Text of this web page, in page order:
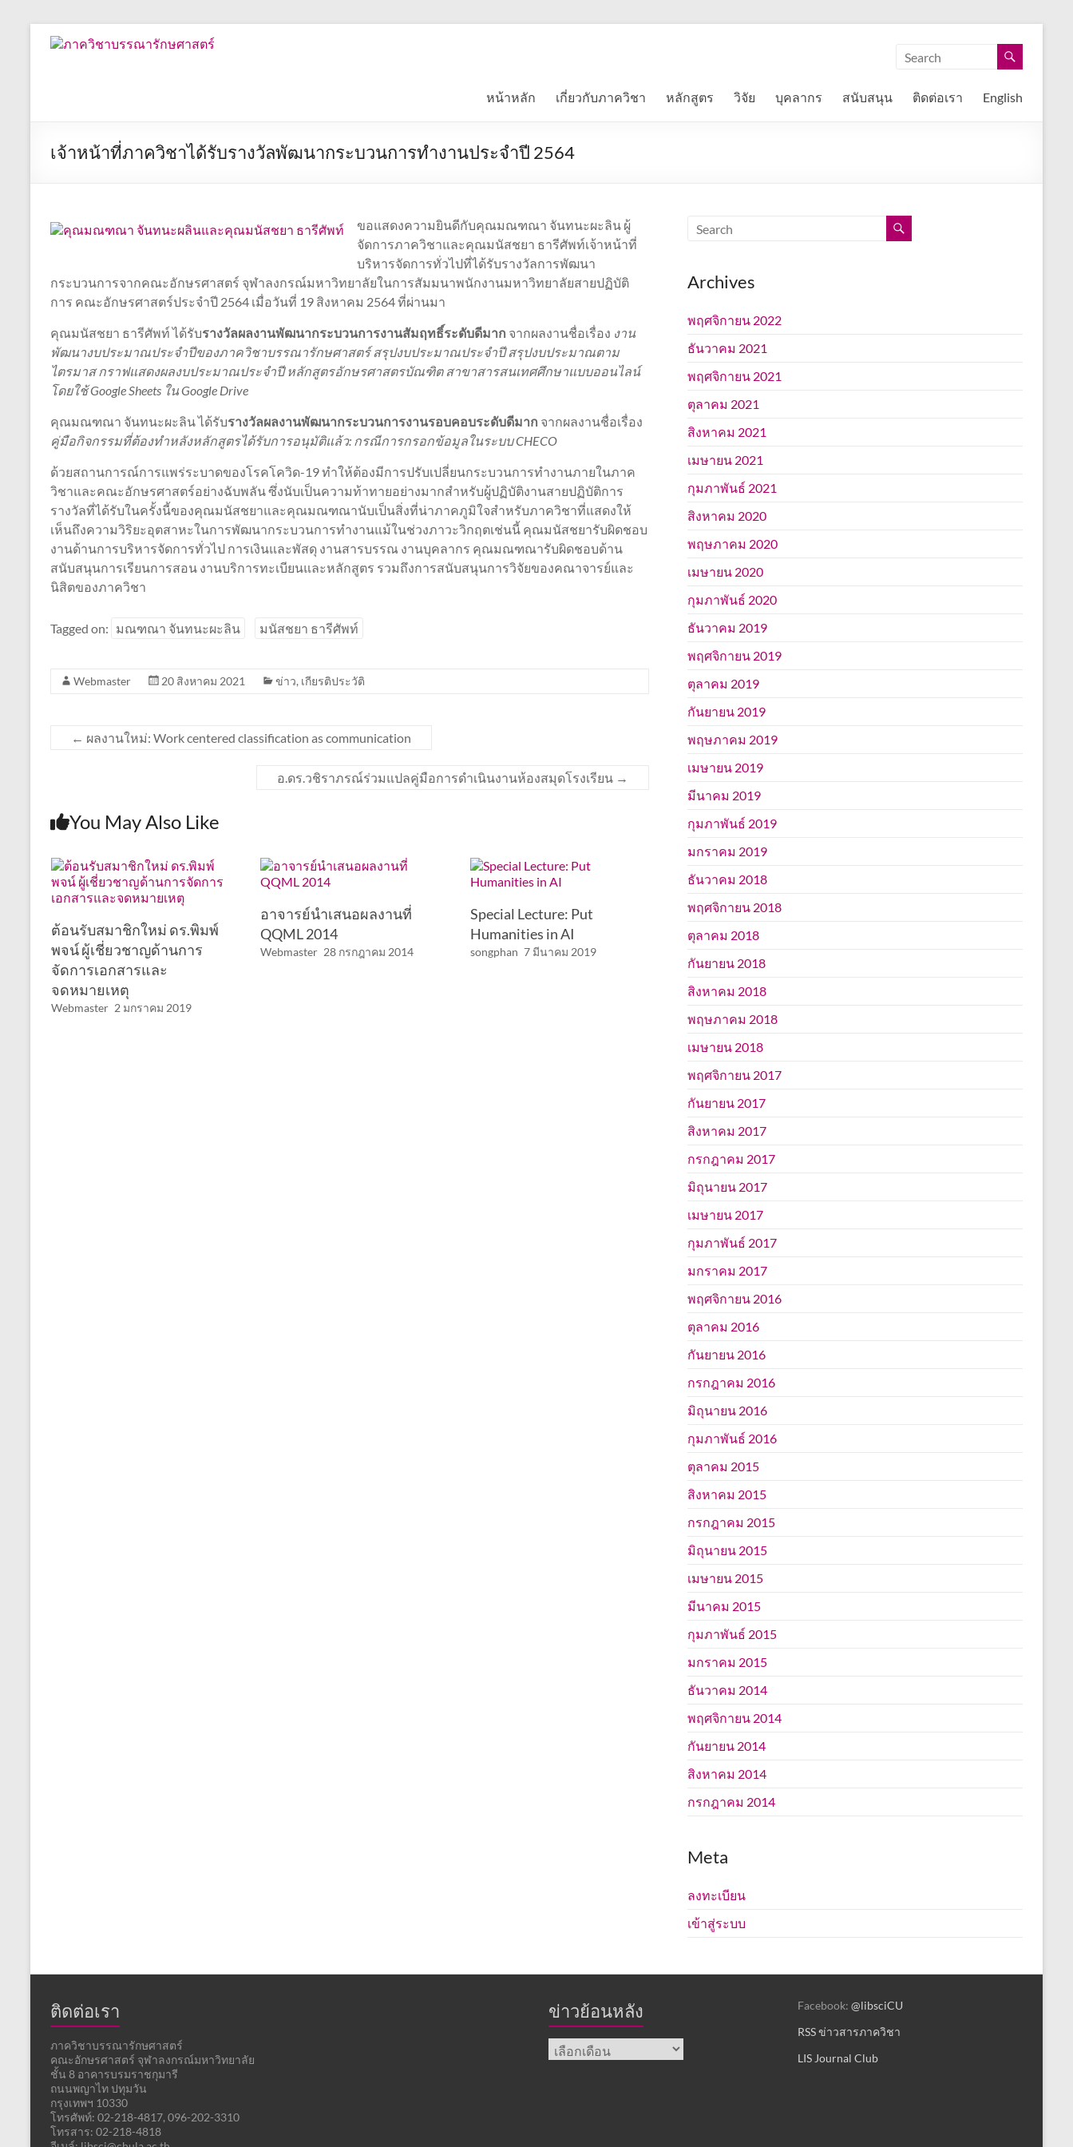
ภาค
คณะ
มหาวิทยาลัย
หน้าหลัก เกี่ยวกับภาควิชา หลักสูตร วิจัย บุคลากร สนับสนุน ติดต่อเรา English
เจ้าหน้าที่ภาควิชาได้รับรางวัลพัฒนากระบวนการทำงานประจำปี 2564
ขอแสดงความยินดีกับคุณมณฑณา จันทนะผะลิน ผู้
จัดการภาควิชาและคุณมนัสชยา ธารีศัพท์เจ้าหน้าที่
บริหารจัดการทั่วไปที่ได้รับรางวัลการพัฒนา
กระบวนการจากคณะอักษรศาสตร์ จุฬาลงกรณ์มหาวิทยาลัยในการสัมมนาพนักงานมหาวิทยาลัยสายปฏิบัติ
การ คณะอักษรศาสตร์ประจำปี 2564 เมื่อวันที่ 19 สิงหาคม 2564 ที่ผ่านมา
คุณมนัสชยา ธารีศัพท์ ได้รับรางวัลผลงานพัฒนากระบวนการงานสัมฤทธิ์ระดับดีมาก จากผลงานชื่อเรื่อง งาน
พัฒนางบประมาณประจำปีของภาควิชาบรรณารักษศาสตร์ สรุปงบประมาณประจำปี สรุปงบประมาณตาม
ไตรมาส กราฟแสดงผลงบประมาณประจำปี หลักสูตรอักษรศาสตรบัณฑิต สาขาสารสนเทศศึกษาแบบออนไลน์
โดยใช้ Google Sheets ใน Google Drive
คุณมณฑณา จันทนะผะลิน ได้รับรางวัลผลงานพัฒนากระบวนการงานรอบคอบระดับดีมาก จากผลงานชื่อเรื่อง
คู่มือกิจกรรมที่ต้องทำหลังหลักสูตรได้รับการอนุมัติแล้ว: กรณีการกรอกข้อมูลในระบบ CHECO
ด้วยสถานการณ์การแพร่ระบาดของโรคโควิด-19 ทำให้ต้องมีการปรับเปลี่ยนกระบวนการทำงานภายในภาค
วิชาและคณะอักษรศาสตร์อย่างฉับพลัน ซึ่งนับเป็นความท้าทายอย่างมากสำหรับผู้ปฏิบัติงานสายปฏิบัติการ
รางวัลที่ได้รับในครั้งนี้ของคุณมนัสชยาและคุณมณฑณานับเป็นสิ่งที่น่าภาคภูมิใจสำหรับภาควิชาที่แสดงให้
เห็นถึงความวิริยะอุตสาหะในการพัฒนากระบวนการทำงานแม้ในช่วงภาวะวิกฤตเช่นนี้ คุณมนัสชยารับผิดชอบ
งานด้านการบริหารจัดการทั่วไป การเงินและพัสดุ งานสารบรรณ งานบุคลากร คุณมณฑณารับผิดชอบด้าน
สนับสนุนการเรียนการสอน งานบริการทะเบียนและหลักสูตร รวมถึงการสนับสนุนการวิจัยของคณาจารย์และ
นิสิตของภาควิชา
Tagged on: มณฑณา จันทนะผะลิน มนัสชยา ธารีศัพท์
Webmaster 20 สิงหาคม 2021 ข่าว, เกียรติประวัติ
← ผลงานใหม่: Work centered classification as communication
อ.ดร.วชิราภรณ์ร่วมแปลคู่มือการดำเนินงานห้องสมุดโรงเรียน →
You May Also Like
ต้อนรับสมาชิกใหม่ ดร.พิมพ์
พจน์ ผู้เชี่ยวชาญด้านการ
จัดการเอกสารและ
จดหมายเหตุ
Webmaster 2 มกราคม 2019
อาจารย์นำเสนอผลงานที่
QQML 2014
Webmaster 28 กรกฎาคม 2014
Special Lecture: Put
Humanities in AI
songphan 7 มีนาคม 2019
Archives
พฤศจิกายน 2022
ธันวาคม 2021
พฤศจิกายน 2021
ตุลาคม 2021
สิงหาคม 2021
เมษายน 2021
กุมภาพันธ์ 2021
สิงหาคม 2020
พฤษภาคม 2020
เมษายน 2020
กุมภาพันธ์ 2020
ธันวาคม 2019
พฤศจิกายน 2019
ตุลาคม 2019
กันยายน 2019
พฤษภาคม 2019
เมษายน 2019
มีนาคม 2019
กุมภาพันธ์ 2019
มกราคม 2019
ธันวาคม 2018
พฤศจิกายน 2018
ตุลาคม 2018
กันยายน 2018
สิงหาคม 2018
พฤษภาคม 2018
เมษายน 2018
พฤศจิกายน 2017
กันยายน 2017
สิงหาคม 2017
กรกฎาคม 2017
มิถุนายน 2017
เมษายน 2017
กุมภาพันธ์ 2017
มกราคม 2017
พฤศจิกายน 2016
ตุลาคม 2016
กันยายน 2016
กรกฎาคม 2016
มิถุนายน 2016
กุมภาพันธ์ 2016
ตุลาคม 2015
สิงหาคม 2015
กรกฎาคม 2015
มิถุนายน 2015
เมษายน 2015
มีนาคม 2015
กุมภาพันธ์ 2015
มกราคม 2015
ธันวาคม 2014
พฤศจิกายน 2014
กันยายน 2014
สิงหาคม 2014
กรกฎาคม 2014
Meta
ลงทะเบียน
เข้าสู่ระบบ
ติดต่อเรา
ภาควิชาบรรณารักษศาสตร์
คณะอักษรศาสตร์ จุฬาลงกรณ์มหาวิทยาลัย
ชั้น 8 อาคารบรมราชกุมารี
ถนนพญาไท ปทุมวัน
กรุงเทพฯ 10330
โทรศัพท์: 02-218-4817, 096-202-3310
โทรสาร: 02-218-4818
ข่าวย้อนหลัง
ข่าว
ย้อน
Facebook: @libsciCU
RSS ข่าวสารภาควิชา
LIS Journal Club